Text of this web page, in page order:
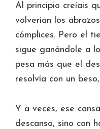
Al principio creíais
volverían los
cómplices. Pero el
sigue ganándole a
pesa más que el
resolvía con un
Y a veces, ese
descanso, sino con